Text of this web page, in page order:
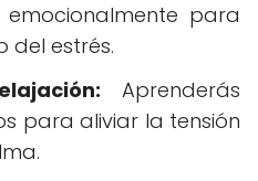
para
del estrés.
Aprenderás
para aliviar la tensión